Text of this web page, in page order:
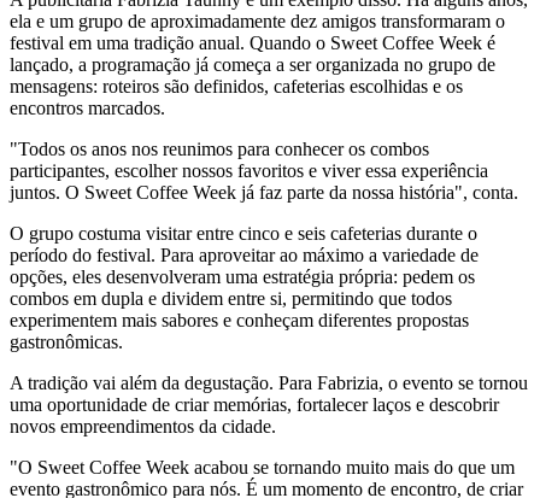
ela e um grupo de aproximadamente dez amigos transformaram o
festival em uma tradição anual. Quando o Sweet Coffee Week é
lançado, a programação já começa a ser organizada no grupo de
mensagens: roteiros são definidos, cafeterias escolhidas e os
encontros marcados.
"Todos os anos nos reunimos para conhecer os combos
participantes, escolher nossos favoritos e viver essa experiência
juntos. O Sweet Coffee Week já faz parte da nossa história", conta.
O grupo costuma visitar entre cinco e seis cafeterias durante o
período do festival. Para aproveitar ao máximo a variedade de
opções, eles desenvolveram uma estratégia própria: pedem os
combos em dupla e dividem entre si, permitindo que todos
experimentem mais sabores e conheçam diferentes propostas
gastronômicas.
A tradição vai além da degustação. Para Fabrizia, o evento se tornou
uma oportunidade de criar memórias, fortalecer laços e descobrir
novos empreendimentos da cidade.
"O Sweet Coffee Week acabou se tornando muito mais do que um
evento gastronômico para nós. É um momento de encontro, de criar